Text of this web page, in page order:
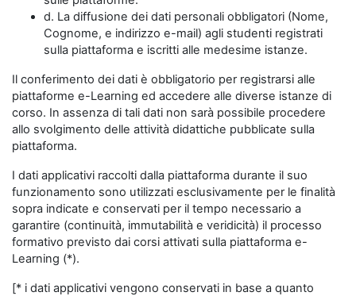
d. La diffusione dei dati personali obbligatori (Nome,
Cognome, e indirizzo e-mail) agli studenti registrati
sulla piattaforma e iscritti alle medesime istanze.
Il conferimento dei dati è obbligatorio per registrarsi alle
piattaforme e-Learning ed accedere alle diverse istanze di
corso. In assenza di tali dati non sarà possibile procedere
allo svolgimento delle attività didattiche pubblicate sulla
piattaforma.
I dati applicativi raccolti dalla piattaforma durante il suo
funzionamento sono utilizzati esclusivamente per le finalità
sopra indicate e conservati per il tempo necessario a
garantire (continuità, immutabilità e veridicità) il processo
formativo previsto dai corsi attivati sulla piattaforma e-
Learning (*).
[* i dati applicativi vengono conservati in base a quanto